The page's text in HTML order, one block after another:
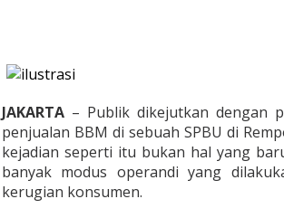
T
a
k
r
JAKARTA– Publik dikejutkan dengan
penjualan BBM di sebuah SPBU di
kejadian seperti itu bukan hal yang
banyak modus operandi yang
kerugian konsumen.